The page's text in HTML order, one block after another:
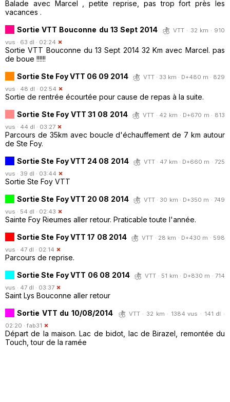
Balade avec Marcel , petite reprise, pas trop fort près les
vacances .
Sortie VTT Bouconne du 13 Sept 2014
VTT · 32 km · 910
vus · 63 dl · 02:24
Sortie VTT Bouconne du 13 Sept 2014 32 Km avec Marcel. pas
de boue !!!!!!
Sortie Ste Foy VTT 06 09 2014
VTT · 33 km · D+480 m · 829
vus · 48 dl · 02:54
Sortie de rentrée écourtée pour cause de repas à la suite.
Sortie Ste Foy VTT 31 08 2014
VTT · 42 km · D+670 m · 813
vus · 44 dl · 03:27
Parcours de 35km avec boucle d'échauffement de 7 km autour
de Ste Foy.
Sortie Ste Foy VTT 24 08 2014
VTT · 47 km · D+660 m · 725
vus · 39 dl · 03:44
Sortie Ste Foy VTT
Sortie Ste Foy VTT 20 08 2014
VTT · 30 km · D+350 m · 749
vus · 54 dl · 02:43
Sainte Foy Rieumes aller retour. Praticable toute l'année.
Sortie Ste Foy VTT 17 08 2014
VTT · 28 km · D+430 m · 598
vus · 47 dl · 02:14
Parcours de reprise.
Sortie Ste Foy VTT 06 08 2014
VTT · 51 km · D+830 m · 714
vus · 47 dl · 03:37
Saint Lys Bouconne aller retour
Sortie VTT du 10/08/2014
VTT · 32 km · 1384 vus · 141 dl ·
02:20 · fab31
Départ de la maison. Lac de bidot, lac de Birazel, remontée du
Touch, tour de la ramée